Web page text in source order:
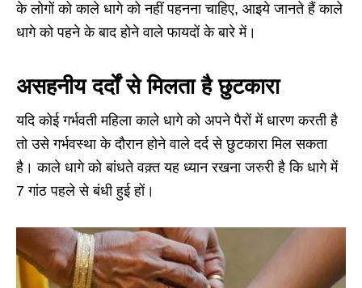
के लोगों को काले धागे को नहीं पहनना चाहिए, आइये जानते हैं काले
धागे को पहने के बाद होने वाले फायदों के बारे में।
असहनीय दर्दों से मिलता है छुटकारा
यदि कोई गर्भवती महिला काले धागे को अपने पैरों में धारण करती है
तो उसे गर्भवस्था के दौरान होने वाले दर्द से छुटकारा मिल सकता
है। काले धागे को बांधते वक़्त यह ध्यान रखना जरुरी है कि धागे में
7 गांठ पहले से बंधी हुई हों।